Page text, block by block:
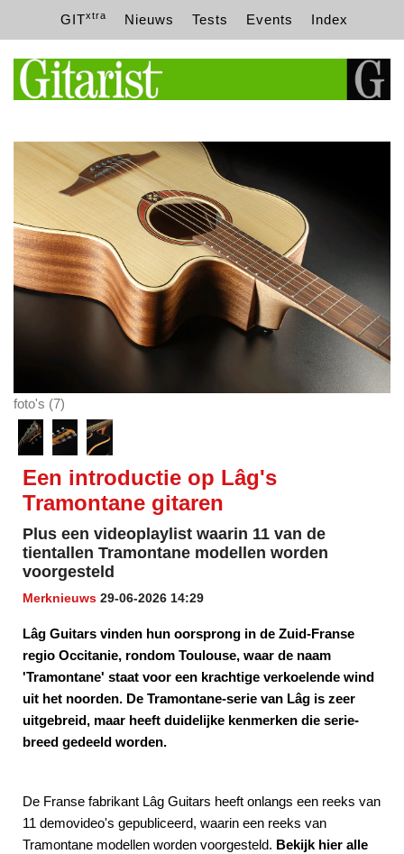
GITxtra Nieuws Tests Events Index
foto's (7)
Een introductie op Lâg's
Tramontane gitaren
Plus een videoplaylist waarin 11 van de
tientallen Tramontane modellen worden
voorgesteld
Merknieuws 29-06-2026 14:29
Lâg Guitars vinden hun oorsprong in de Zuid-Franse
regio Occitanie, rondom Toulouse, waar de naam
'Tramontane' staat voor een krachtige verkoelende wind
uit het noorden. De Tramontane-serie van Lâg is zeer
uitgebreid, maar heeft duidelijke kenmerken die serie-
breed gedeeld worden.
De Franse fabrikant Lâg Guitars heeft onlangs een reeks van
11 demovideo's gepubliceerd, waarin een reeks van
Tramontane modellen worden voorgesteld. Bekijk hier alle